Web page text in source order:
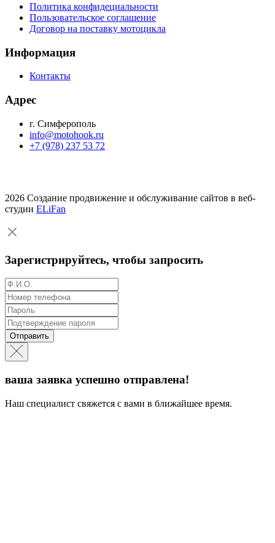
Политика конфидециальности
Пользовательское соглашение
Договор на поставку мотоцикла
Информация
Контакты
Адрес
г. Симферополь
info@motohook.ru
+7 (978) 237 53 72
2026 Создание продвижение и обслуживание сайтов в веб-
студии ELiFan
Зарегистрируйтесь, чтобы запросить
Отправить
ваша заявка успешно отправлена!
Наш специалист свяжется с вами в ближайшее время.